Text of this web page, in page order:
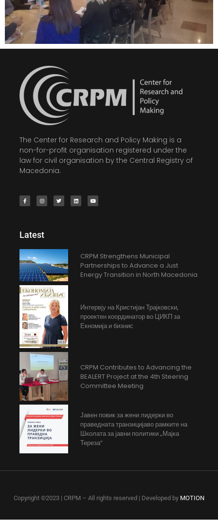
The Center for Research and Policy Making is a
non-for-profit organisation registered under the
law for civil organisation by the Central Registry of
Macedonia.
Latest
CRPM Strengthens Municipal
Partnerships to Advance a Just
Energy Transition in North Macedonia
Интервју на Кристијан Трајковски,
проектен координатор во ЦИКП за
Екномија и бизнис
CRPM Contributes to Advancing the
BEALERT Project at the 4th Steering
Committee Meeting
Јавен повик за жени лидерки во
праведната транзицијаво рамките на
Школата за јавни политики „Мајка
Тереза“
Copyright ©2023 | CRPM – All rights reserved | Developed by MOTION